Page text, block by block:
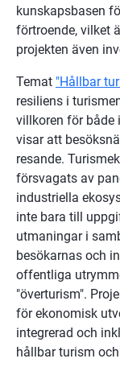
kunskapsbasen
förtroende, vilket
projekten även
Temat "Hållbar
resiliens i
villkoren för både
visar att
resande.
försvagats av
industriella
inte bara till
utmaningar i
besökarnas och
offentliga
"överturism".
för ekonomisk
integrerad och
hållbar turism